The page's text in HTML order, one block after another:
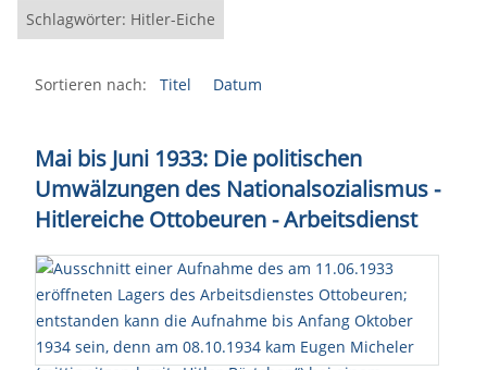
Schlagwörter: Hitler-Eiche
Sortieren nach: Titel Datum
Mai bis Juni 1933: Die politischen
Umwälzungen des Nationalsozialismus -
Hitlereiche Ottobeuren - Arbeitsdienst